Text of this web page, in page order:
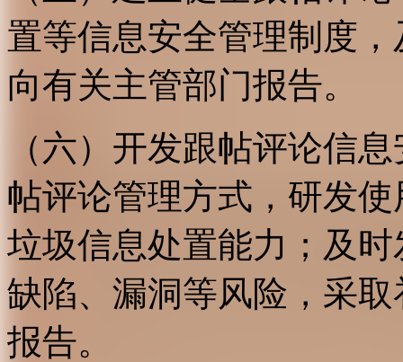
置等信息安全管理制度
向有关主管部门报告。
（六）开发跟帖评论信
帖评论管理方式，研发
垃圾信息处置能力；及
缺陷、漏洞等风险，采
报告。